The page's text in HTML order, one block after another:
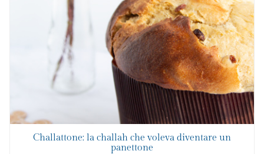
Challattone: la challah che voleva diventare un
panettone